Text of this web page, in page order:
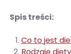
Spis treści:
Co to jest